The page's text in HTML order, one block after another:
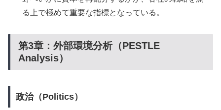
る上で極めて重要な指標となっている。
第3章：外部環境分析（PESTLE
Analysis）
政治（Politics）